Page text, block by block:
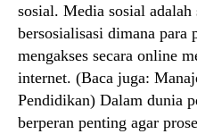
sosial. Media sosial
bersosialisasi dimana para
mengakses secara online
internet. (Baca juga:
Pendidikan) Dalam dunia
berperan penting agar